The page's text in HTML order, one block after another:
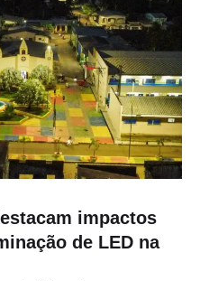
impactos
de LED na